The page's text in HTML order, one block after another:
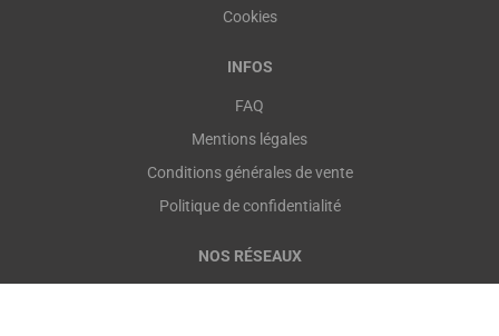
Cookies
INFOS
FAQ
Mentions légales
Conditions générales de vente
Politique de confidentialité
NOS RÉSEAUX